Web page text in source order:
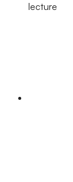
lecture